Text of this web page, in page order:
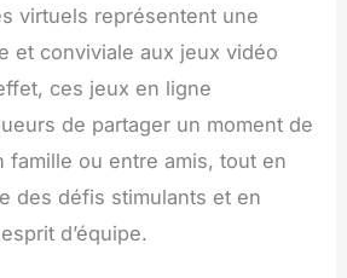
virtuels représentent une
et conviviale aux jeux vidéo
ces jeux en ligne
de partager un moment de
famille ou entre amis, tout en
des défis stimulants et en
d’équipe.